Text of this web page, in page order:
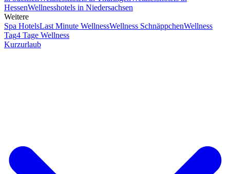
HessenWellnesshotels in Niedersachsen
Weitere
Spa HotelsLast Minute WellnessWellness SchnäppchenWellness
Tag4 Tage Wellness
Kurzurlaub